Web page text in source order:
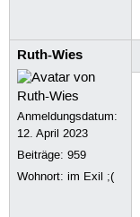
Ruth-Wies
Anmeldungsdatum:
12. April 2023
Beiträge:959
Wohnort: im Exil ;(